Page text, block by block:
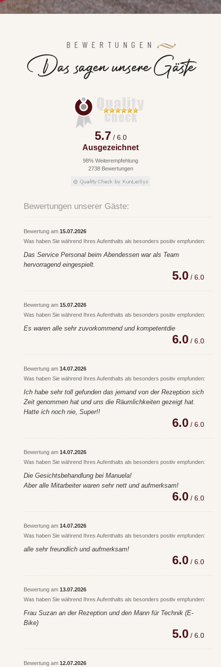
BEWERTUNGEN
Das sagenunsereGäste
5.7 / 6.0
Ausgezeichnet
98% Weiterempfehlung
2738 Bewertungen
Bewertungen unserer Gäste:
Bewertung am15.07.2026
Was haben Sie während Ihres Aufenthalts als besonders positiv empfunden:
Das Service Personal beim Abendessen war als Team
hervorragend eingespielt.
5.0 / 6.0
Bewertung am15.07.2026
Was haben Sie während Ihres Aufenthalts als besonders positiv empfunden:
Es waren alle sehr zuvorkommend und kompetentdie
6.0 / 6.0
Bewertung am14.07.2026
Was haben Sie während Ihres Aufenthalts als besonders positiv empfunden:
Ich habe sehr toll gefunden das jemand von der Rezeption sich
Zeit genommen hat und uns die Räumlichkeiten gezeigt hat.
Hatte ich noch nie, Super!!
6.0 / 6.0
Bewertung am14.07.2026
Was haben Sie während Ihres Aufenthalts als besonders positiv empfunden:
Die Gesichtsbehandlung bei Manuela!
Aber alle Mitarbeiter waren sehr nett und aufmerksam!
6.0 / 6.0
Bewertung am14.07.2026
Was haben Sie während Ihres Aufenthalts als besonders positiv empfunden:
alle sehr freundlich und aufmerksam!
6.0 / 6.0
Bewertung am13.07.2026
Was haben Sie während Ihres Aufenthalts als besonders positiv empfunden:
Frau Suzan an der Rezeption und den Mann für Technik (E-
Bike)
5.0 / 6.0
Bewertung am12.07.2026